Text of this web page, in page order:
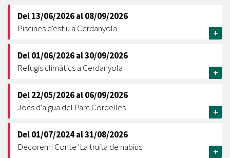
Del13/06/2026al08/09/2026
Piscines d'estiu a Cerdanyola
+
Del01/06/2026al30/09/2026
Refugis climàtics a Cerdanyola
+
Del22/05/2026al06/09/2026
Jocs d'aigua del Parc Cordelles
+
Del01/07/2024al31/08/2026
Decorem! Conte 'La truita de nabius'
+